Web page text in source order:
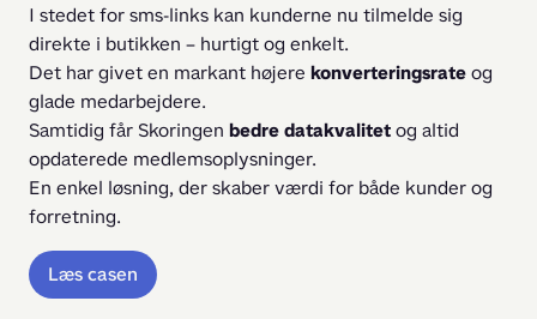
I stedet for sms-links kan kunderne nu tilmelde sig
direkte i butikken – hurtigt og enkelt.
Det har givet en markant højere konverteringsrate og
glade medarbejdere.
Samtidig får Skoringen bedre datakvalitet og altid
opdaterede medlemsoplysninger.
En enkel løsning, der skaber værdi for både kunder og
forretning.
Læs casen